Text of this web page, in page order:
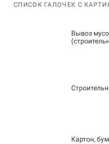
СПИСОК ГАЛОЧЕК С
Вывоз
Картон,